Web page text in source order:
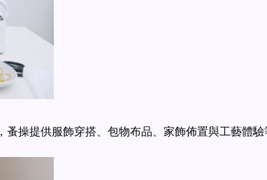
操提供服飾穿搭、包物布品、家飾佈置與工藝體